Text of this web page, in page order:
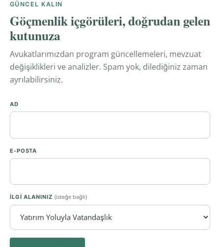
GÜNCEL KALIN
Göçmenlik içgörüleri, doğrudan gelen
kutunuza
Avukatlarımızdan program güncellemeleri, mevzuat
değişiklikleri ve analizler. Spam yok, dilediğiniz zaman
ayrılabilirsiniz.
AD
E-POSTA
İLGI ALANINIZ (isteğe bağlı)